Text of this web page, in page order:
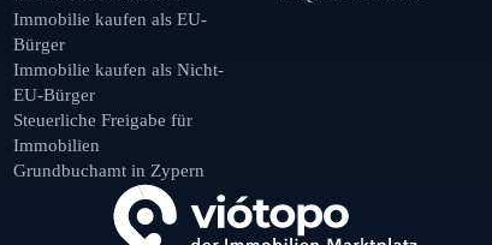
Immobilie kaufen als EU-
Bürger
Immobilie kaufen als Nicht-
EU-Bürger
Steuerliche Freigabe für
Immobilien
Grundbuchamt in Zypern